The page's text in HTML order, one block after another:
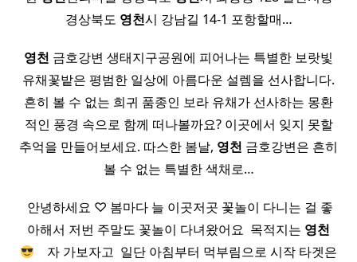
경상북도 영천시 강남길 14-1 포항할매…
영천 금호강변 생태지구공원에 피어나는 특별한 보랏빛
유채꽃밭은 평범한 일상에 아름다운 설렘을 선사합니다.
흔히 볼 수 없는 희귀 품종인 보라 유채가 선사하는 몽환
적인 풍경 속으로 함께 떠나볼까요? 이곳에서 잊지 못할
추억을 만들어보세요. 따스한 봄날, 영천 금호강변은 흔히
볼 수 없는 특별한 색채로…
​ 안녕하세요 ♡ 봄마다 늘 이곳저곳 꽃놀이 다니는 걸 좋
아해서 저번 주말도 꽃놀이 다녀왔어요 ​ 목적지는 영천
​ ​ ​ 자 가보자고 ​ 일단 아침부터 먹부림으로 시작 타겟은